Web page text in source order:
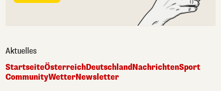
Aktuelles
StartseiteÖsterreichDeutschlandNachrichtenSport
CommunityWetterNewsletter